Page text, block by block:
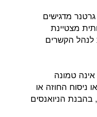
מדגישים
מצטיינת
לנהל הקשרים
טמונה
ניסוח החוזה או
בהבנת הניואנסים